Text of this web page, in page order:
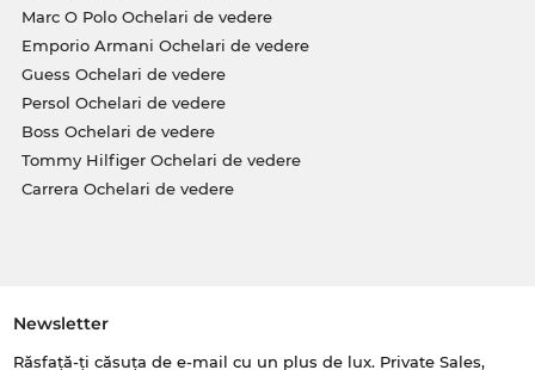
Marc O Polo Ochelari de vedere
Emporio Armani Ochelari de vedere
Guess Ochelari de vedere
Persol Ochelari de vedere
Boss Ochelari de vedere
Tommy Hilfiger Ochelari de vedere
Carrera Ochelari de vedere
Newsletter
Răsfață-ți căsuța de e-mail cu un plus de lux. Private Sales,